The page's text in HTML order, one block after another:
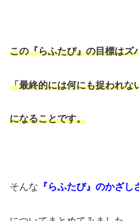
この『らふたび』の目標はズ
「最終的には何にも捉われな
になることです。
そんな 『らふたび』のかざし